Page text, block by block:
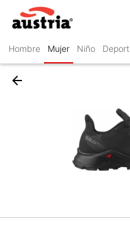
Hombre Mujer Niño
arrow_back